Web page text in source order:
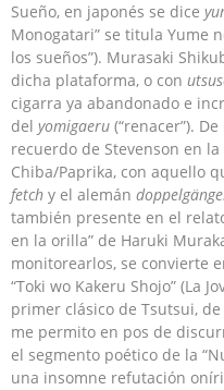
Sueño, en japonés se dice
Monogatari” se titula Yume
los sueños”). Murasaki
dicha plataforma, o con
cigarra ya abandonado e
del yomigaeru (“renacer”).
recuerdo de Stevenson en
Chiba/Paprika, con aquello
fetch y el alemán
también presente en el
en la orilla” de Haruki
monitorearlos, se convierte
“Toki wo Kakeru Shojo” (La
primer clásico de Tsutsui,
me permito en pos de
el segmento poético de la
una insomne refutación